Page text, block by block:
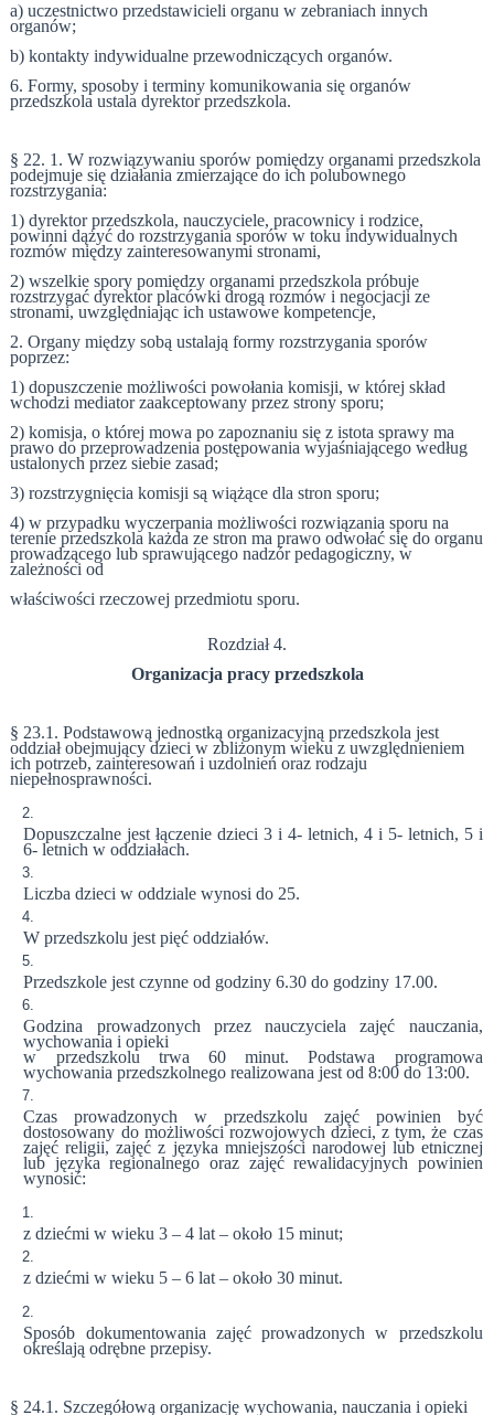
a) uczestnictwo przedstawicieli organu w zebraniach innych
organów;
b) kontakty indywidualne przewodniczących organów.
6. Formy, sposoby i terminy komunikowania się organów
przedszkola ustala dyrektor przedszkola.
§ 22. 1.W rozwiązywaniu sporów pomiędzy organami przedszkola
podejmuje się działania zmierzające do ich polubownego
rozstrzygania:
1) dyrektor przedszkola, nauczyciele, pracownicy i rodzice,
powinni dążyć do rozstrzygania sporów w toku indywidualnych
rozmów między zainteresowanymi stronami,
2) wszelkie spory pomiędzy organami przedszkola próbuje
rozstrzygać dyrektor placówki drogą rozmów i negocjacji ze
stronami, uwzględniając ich ustawowe kompetencje,
2. Organy między sobą ustalają formy rozstrzygania sporów
poprzez:
1) dopuszczenie możliwości powołania komisji, w której skład
wchodzi mediator zaakceptowany przez strony sporu;
2) komisja, o której mowa po zapoznaniu się z istota sprawy ma
prawo do przeprowadzenia postępowania wyjaśniającego według
ustalonych przez siebie zasad;
3) rozstrzygnięcia komisji są wiążące dla stron sporu;
4) w przypadku wyczerpania możliwości rozwiązania sporu na
terenie przedszkola każda ze stron ma prawo odwołać się do organu
prowadzącego lub sprawującego nadzór pedagogiczny, w
zależności od
właściwości rzeczowej przedmiotu sporu.
Rozdział 4.
Organizacja pracy przedszkola
§ 23.1. Podstawową jednostką organizacyjną przedszkola jest
oddział obejmujący dzieci w zbliżonym wieku z uwzględnieniem
ich potrzeb, zainteresowań i uzdolnień oraz rodzaju
niepełnosprawności.
Dopuszczalne jest łączenie dzieci 3 i 4- letnich, 4 i 5- letnich, 5 i
6- letnich w oddziałach.
Liczba dzieci w oddziale wynosi do 25.
W przedszkolu jest pięć oddziałów.
Przedszkole jest czynne od godziny 6.30 do godziny 17.00.
Godzina prowadzonych przez nauczyciela zajęć nauczania,
wychowania i opieki
w przedszkolu trwa 60 minut. Podstawa programowa
wychowania przedszkolnego realizowana jest od 8:00 do 13:00.
Czas prowadzonych w przedszkolu zajęć powinien być
dostosowany do możliwości rozwojowych dzieci, z tym, że czas
zajęć religii, zajęć z języka mniejszości narodowej lub etnicznej
lub języka regionalnego oraz zajęć rewalidacyjnych powinien
wynosić:
z dziećmi w wieku 3 – 4 lat – około 15 minut;
z dziećmi w wieku 5 – 6 lat – około 30 minut.
Sposób dokumentowania zajęć prowadzonych w przedszkolu
określają odrębne przepisy.
§ 24.1. Szczegółową organizację wychowania, nauczania i opieki